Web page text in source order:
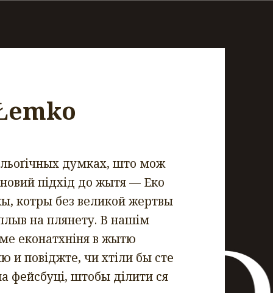
думках, што мож
підхід до жытя — Еко
котры без великой жертвы
на плянету. В нашім
еконатхніня в жытю
и повіджте, чи хтіли бы сте
фейсбуці, штобы ділити ся